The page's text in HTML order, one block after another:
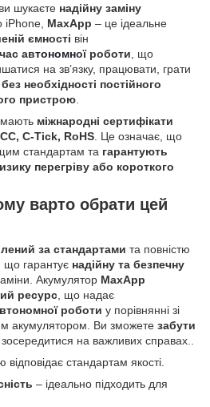
шукаєте надійну заміну
iPhone, MaxApp – це ідеальне
ємності він
автономної роботи , що
на зв’язку, працювати, грати
без необхідності постійного
пристрою
мають міжнародні сертифікати
C-Tick, RoHS . Це означає, що
стандартам та гарантують
перегріву або короткого
варто обрати цей
за стандартами та повністю
що гарантує надійну та безпечну
Акумулятор MaxApp
ресурс, що надає
роботи у порівнянні зі
акумулятором. Ви зможете забути
зосередитися на важливих справах..
відповідає стандартам якості.
– ідеально підходить для